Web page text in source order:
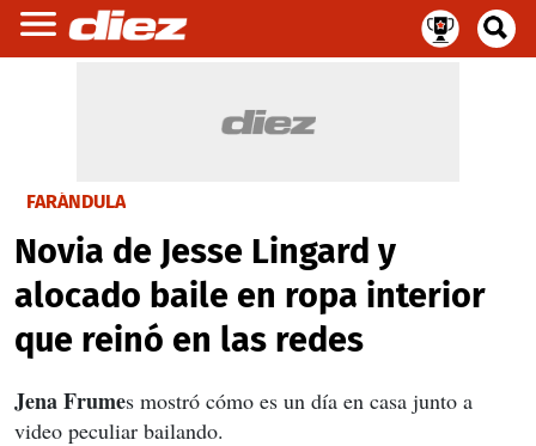
FARÁNDULA
Novia de Jesse Lingard y
alocado baile en ropa interior
que reinó en las redes
Jena Frumes mostró cómo es un día en casa junto a
video peculiar bailando.